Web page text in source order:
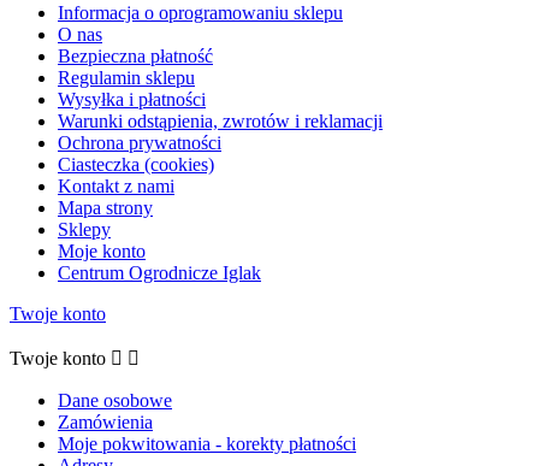
Informacja o oprogramowaniu sklepu
O nas
Bezpieczna płatność
Regulamin sklepu
Wysyłka i płatności
Warunki odstąpienia, zwrotów i reklamacji
Ochrona prywatności
Ciasteczka (cookies)
Kontakt z nami
Mapa strony
Sklepy
Moje konto
Centrum Ogrodnicze Iglak
Twoje konto
Twoje konto  
Dane osobowe
Zamówienia
Moje pokwitowania - korekty płatności